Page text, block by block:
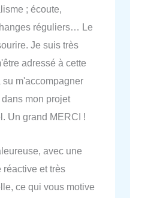
; écoute,
réguliers… Le
Je suis très
adressé à cette
m'accompagner
mon projet
Un grand MERCI !
avec une
réactive et très
ce qui vous motive